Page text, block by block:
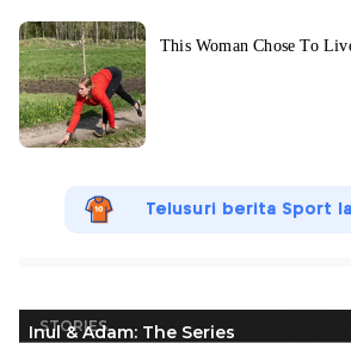
Telusuri berita Sport